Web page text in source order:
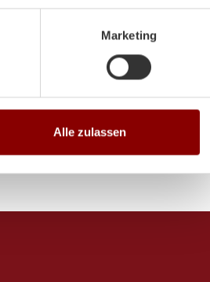
Marketing
Alle zulassen
/ 14:00-18:00 Uhr